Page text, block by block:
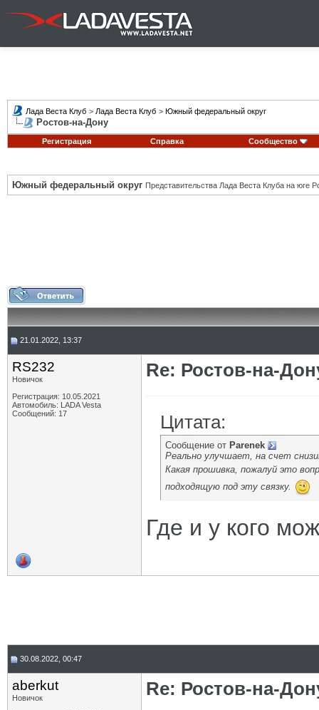
Лада Веста Клуб > Лада Веста Клуб > Южный федеральный округ
Ростов-на-Дону
Регистрация Справка Сообщество
Южный федеральный округ Представительства Лада Веста Клуба на юге
21.01.2022, 13:37
RS232
Новичок
Регистрация: 10.05.2021
Автомобиль: LADA Vesta
Сообщений: 17
Re: Ростов-на-
Цитата:
Сообщение от Parenek
Реально улучшает, на счет
Какая прошивка, пожалуй это
подходящую под эту связку.
Где и у кого
30.08.2022, 00:47
aberkut
Новичок
Re: Ростов-на-